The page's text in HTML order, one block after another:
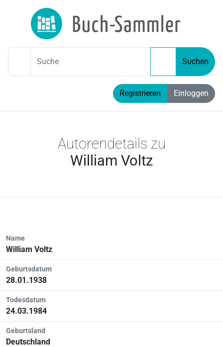
Suche Suchen
Registrieren Einloggen
Autorendetails zu
William Voltz
Name
William Voltz
Geburtsdatum
28.01.1938
Todesdatum
24.03.1984
Geburtsland
Deutschland